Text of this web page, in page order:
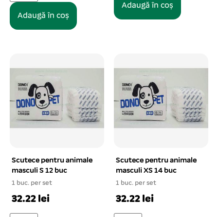
Adaugă în coș
Adaugă în coș
Scutece pentru animale
masculi S 12 buc
1 buc. per set
32.22 lei
Scutece pentru animale
masculi XS 14 buc
1 buc. per set
32.22 lei